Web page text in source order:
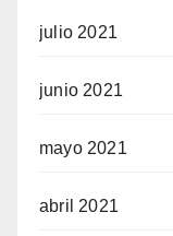
julio 2021
junio 2021
mayo 2021
abril 2021